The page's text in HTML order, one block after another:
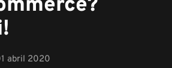
abril 2020